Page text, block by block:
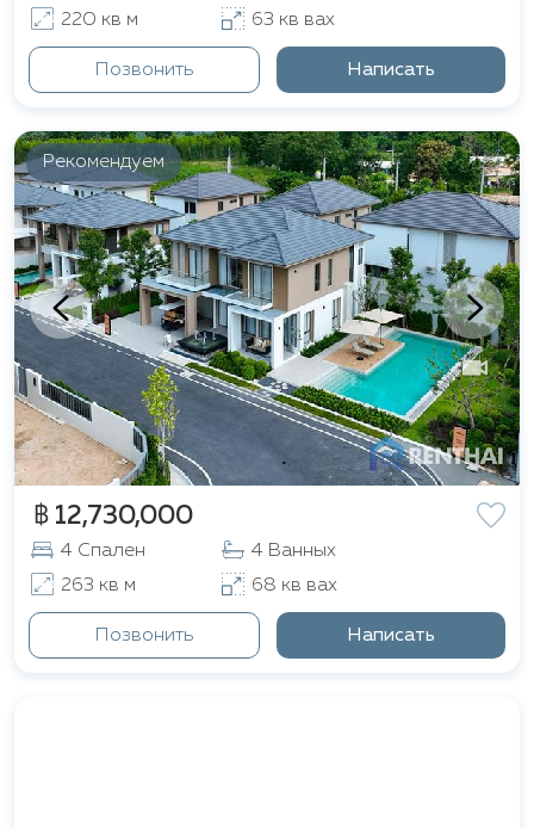
220 кв м
63 кв вах
Позвонить Написать
Рекомендуем
฿ 12,730,000
4 Спален
4 Ванных
263 кв м
68 кв вах
Позвонить Написать